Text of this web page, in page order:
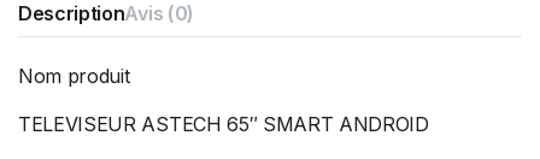
DescriptionAvis (0)
Nom produit
TELEVISEUR ASTECH 65″ SMART ANDROID